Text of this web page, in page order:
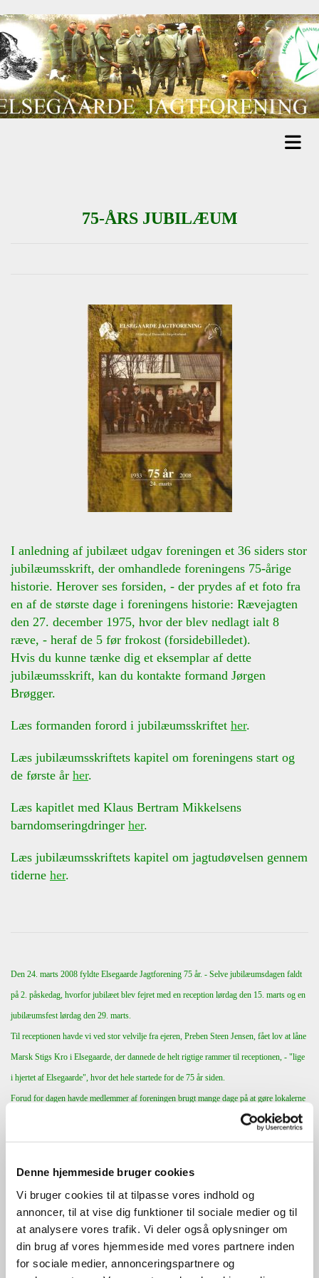
Denne hjemmeside bruger cookies
Vi bruger cookies til at tilpasse vores indhold og
annoncer, til at vise dig funktioner til sociale medier og til
at analysere vores trafik. Vi deler også oplysninger om
din brug af vores hjemmeside med vores partnere inden
for sociale medier, annonceringspartnere og
75-ÅRS JUBILÆUM
I anledning af jubilæet udgav foreningen et 36 siders stor
jubilæumsskrift, der omhandlede foreningens 75-årige
historie. Herover ses forsiden, - der prydes af et foto fra
en af de største dage i foreningens historie: Rævejagten
den 27. december 1975, hvor der blev nedlagt ialt 8
ræve, - heraf de 5 før frokost (forsidebilledet).
Hvis du kunne tænke dig et eksemplar af dette
jubilæumsskrift, kan du kontakte formand Jørgen
Brøgger.
Læs formanden forord i jubilæumsskriftet her.
Læs jubilæumsskriftets kapitel om foreningens start og
de første år her.
Læs kapitlet med Klaus Bertram Mikkelsens
barndomseringdringer her.
Læs jubilæumsskriftets kapitel om jagtudøvelsen gennem
tiderne her.
Den 24. marts 2008 fyldte Elsegaarde Jagtforening 75 år. - Selve jubilæumsdagen faldt
på 2. påskedag, hvorfor jubilæet blev fejret med en reception lørdag den 15. marts og en
jubilæumsfest lørdag den 29. marts.
Til receptionen havde vi ved stor velvilje fra ejeren, Preben Steen Jensen, fået lov at låne
Marsk Stigs Kro i Elsegaarde, der dannede de helt rigtige rammer til receptionen, - "lige
i hjertet af Elsegaarde", hvor det hele startede for de 75 år siden.
Forud for dagen havde medlemmer af foreningen brugt mange dage på at gøre lokalerne
blev pyntet op med forskellige trofæer m.v., så
det hele nærmest fremstod som en "jagtejendom". - Vi bød ved receptionen på diverse
og røget dyrekølle).
Receptionen besøgtes af over 100 gæster med borgmester, PUK-udvalgsformand og
HB-medlem i Jægerforbundet i spidsen. Der var underholdning ved Ebeltoft
jagthornsblæsere, der bl.a. ur-opførte "Elsegaarde Jagtforenings Jubilæumsfanfare" og
efterfølgende overrakte os noderne dertil.